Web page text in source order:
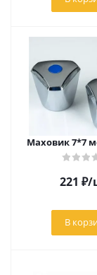
Маховик 7*7
221 ₽/
В